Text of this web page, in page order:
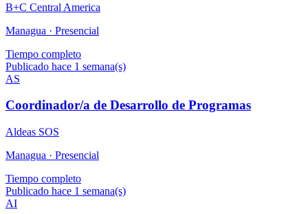
B+C Central America
Managua · Presencial
Tiempo completo
Publicado hace 1 semana(s)
AS
Coordinador/a de Desarrollo de Programas
Aldeas SOS
Managua · Presencial
Tiempo completo
Publicado hace 1 semana(s)
AI